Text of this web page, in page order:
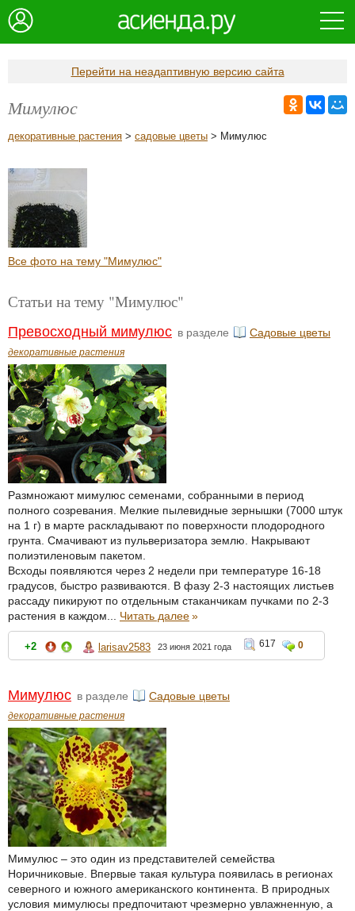
Перейти на неадаптивную версию сайта
Мимулюс
декоративные растения > садовые цветы > Мимулюс
Все фото на тему "Мимулюс"
Статьи на тему "Мимулюс"
Превосходный мимулюс в разделе Садовые цветы
декоративные растения
Размножают мимулюс семенами, собранными в период
полного созревания. Мелкие пылевидные зернышки (7000 штук
на 1 г) в марте раскладывают по поверхности плодородного
грунта. Смачивают из пульверизатора землю. Накрывают
полиэтиленовым пакетом.
Всходы появляются через 2 недели при температуре 16-18
градусов, быстро развиваются. В фазу 2-3 настоящих листьев
рассаду пикируют по отдельным стаканчикам пучками по 2-3
растения в каждом... Читать далее»
+2 larisav2583 23 июня 2021 года 617 0
Мимулюс в разделе Садовые цветы
декоративные растения
Мимулюс – это один из представителей семейства
Норичниковые. Впервые такая культура появилась в регионах
северного и южного американского континента. В природных
условия мимулюсы предпочитают чрезмерно увлажненную, а